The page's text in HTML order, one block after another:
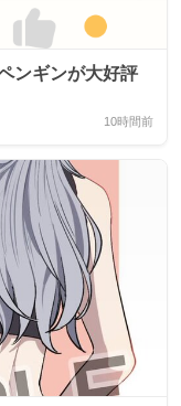
ンギンが大好評
10時間前